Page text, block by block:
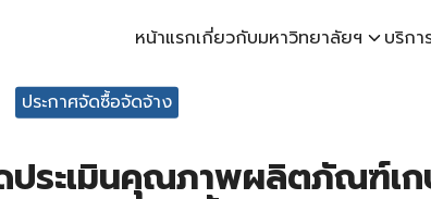
หน้าแรกเกี่ยวกับมหาวิทยาลัยฯ บริกา
ประกาศจัดซื้อจัดจ้าง
ประเมินคุณภาพผลิตภัณฑ์เ